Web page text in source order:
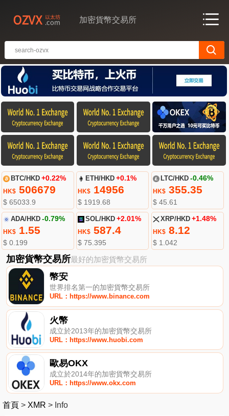
加密貨幣交易所
BTC/HKD +0.22%
HK$506679
$ 65033.9
ETH/HKD +0.1%
HK$ 14956
$ 1919.68
LTC/HKD -0.46%
HK$355.35
$ 45.61
ADA/HKD -0.79%
HK$1.55
$ 0.199
SOL/HKD +2.01%
HK$ 587.4
$ 75.395
XRP/HKD +1.48%
HK$8.12
$ 1.042
加密貨幣交易所最好的加密貨幣交易所
幣安
世界排名第一的加密貨幣交易所
URL：https://www.binance.com
火幣
成立於2013年的加密貨幣交易所
URL：https://www.huobi.com
歐易OKX
成立於2014年的加密貨幣交易所
URL：https://www.okx.com
首頁 > XMR > Info